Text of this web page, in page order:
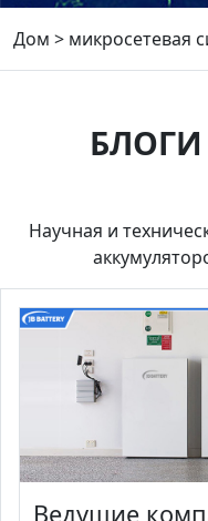
Дом > микросетевая
Научная и
Ведущие